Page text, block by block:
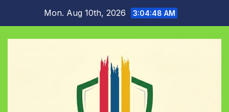
content
Mon. Aug 10th, 2026 3:04:49 AM